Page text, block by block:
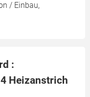
/ Einbau,
:
Heizanstrich